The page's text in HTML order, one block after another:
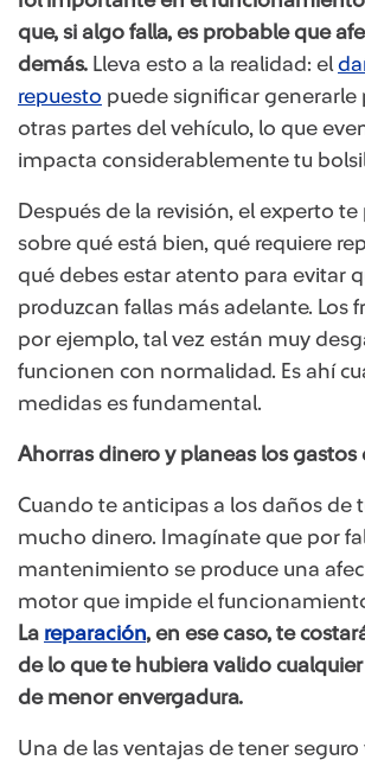
que, si algo falla, es probable que
demás. Lleva esto a la realidad: el
repuesto puede significar generarle
otras partes del vehículo, lo que
impacta considerablemente tu
Después de la revisión, el experto
sobre qué está bien, qué requiere
qué debes estar atento para evitar
produzcan fallas más adelante. Los
por ejemplo, tal vez están muy
funcionen con normalidad. Es ahí
medidas es fundamental.
Ahorras dinero y planeas los gastos
Cuando te anticipas a los daños de
mucho dinero. Imagínate que por
mantenimiento se produce una
motor que impide el
La reparación, en ese caso, te
de lo que te hubiera valido
de menor envergadura.
Una de las ventajas de tener